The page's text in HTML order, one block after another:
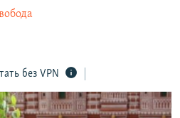
11 ИСТОРИЙ СОПРОТИВЛЕНИЯ
без VPN